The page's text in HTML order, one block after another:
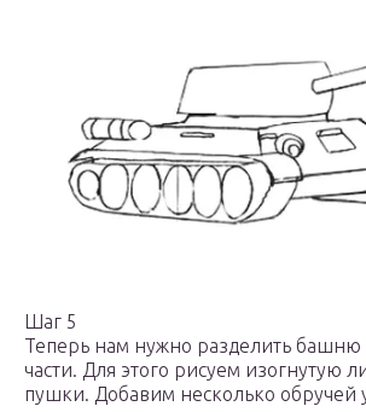
Шаг 5
Теперь нам нужно разделить башню
части. Для этого рисуем изогнутую
пушки. Добавим несколько обручей